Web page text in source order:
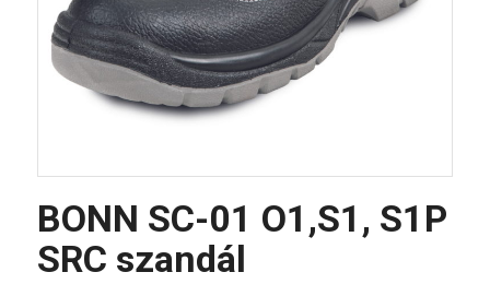
BONN SC-01 O1,S1, S1P
SRC szandál